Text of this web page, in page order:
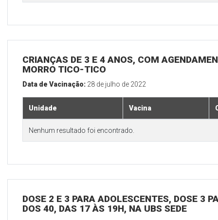
CRIANÇAS DE 3 E 4 ANOS, COM
MORRO TICO-TICO
Data de Vacinação: 28 de julho de 2022
Unidade Vacina
Nenhum resultado foi encontrado.
DOSE 2 E 3 PARA ADOLESCENTES, DOSE 3
DOS 40, DAS 17 ÀS 19H, NA UBS SEDE